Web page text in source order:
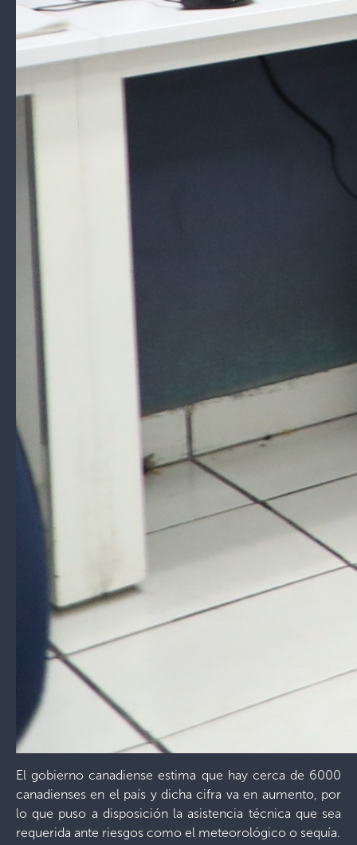
El gobierno canadiense estima que hay cerca de 6000
canadienses en el país y dicha cifra va en aumento, por
lo que puso a disposición la asistencia técnica que sea
requerida ante riesgos como el meteorológico o sequía.